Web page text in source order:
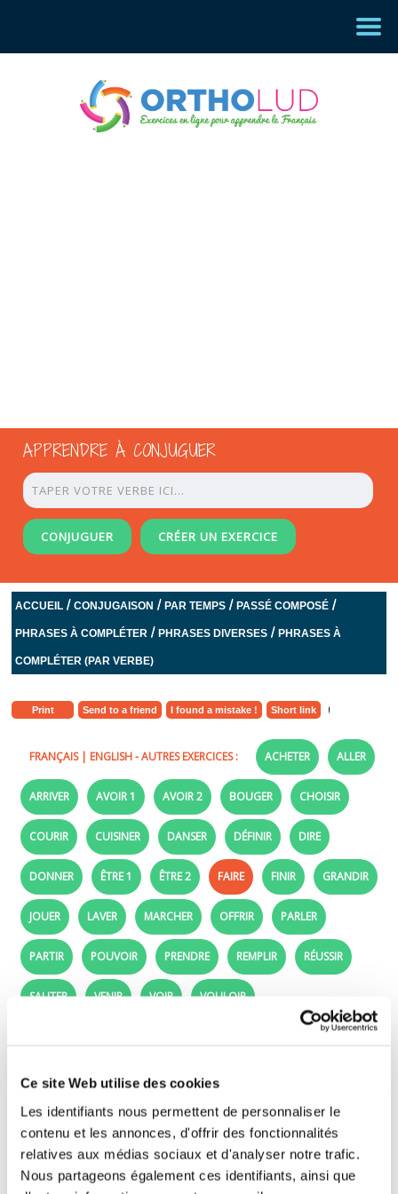
Ce site Web utilise des cookies
Les identifiants nous permettent de personnaliser le
contenu et les annonces, d'offrir des fonctionnalités
relatives aux médias sociaux et d'analyser notre trafic.
Nous partageons également ces identifiants, ainsi que
APPRENDRE À CONJUGUER
CONJUGUER CRÉER UN EXERCICE
ACCUEIL /CONJUGAISON /PAR TEMPS /PASSÉ COMPOSÉ /
PHRASES À COMPLÉTER /PHRASES DIVERSES /PHRASES À
COMPLÉTER (PAR VERBE)
Print Send to a friend I found a mistake ! Short link
FRANÇAIS| ENGLISH- AUTRES EXERCICES : ACHETER ALLER
ARRIVER AVOIR 1 AVOIR 2 BOUGER CHOISIR
COURIR CUISINER DANSER DÉFINIR DIRE
DONNER ÊTRE 1 ÊTRE 2 FAIRE FINIR GRANDIR
JOUER LAVER MARCHER OFFRIR PARLER
PARTIR POUVOIR PRENDRE REMPLIR RÉUSSIR
SAUTER VENIR VOIR VOULOIR
Complete these sentences. Conjugate the
french verb faire in the perfect tense.
To help you: conjugation of the french verb "faire"
J' l'équilibre sur une main.